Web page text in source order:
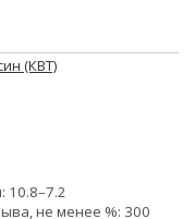
(КВТ)
10.8–7.2
не менее %: 300